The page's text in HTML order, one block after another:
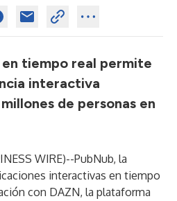
tiempo real permite
interactiva
de personas en
WIRE)--PubNub, la
interactivas en tiempo
con DAZN, la plataforma